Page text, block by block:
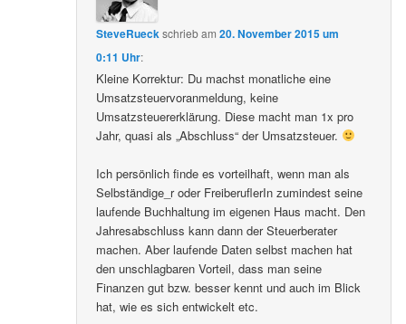
SteveRueck schriebam20. November 2015 um
0:11 Uhr:
Kleine Korrektur: Du machst monatliche eine
Umsatzsteuervoranmeldung, keine
Umsatzsteuererklärung. Diese macht man 1x pro
Jahr, quasi als „Abschluss“ der Umsatzsteuer.
Ich persönlich finde es vorteilhaft, wenn man als
Selbständige_r oder FreiberuflerIn zumindest seine
laufende Buchhaltung im eigenen Haus macht. Den
Jahresabschluss kann dann der Steuerberater
machen. Aber laufende Daten selbst machen hat
den unschlagbaren Vorteil, dass man seine
Finanzen gut bzw. besser kennt und auch im Blick
hat, wie es sich entwickelt etc.